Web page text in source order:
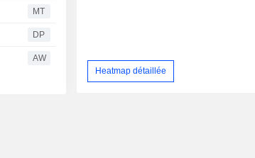
MT
DP
AW
Heatmap détaillée